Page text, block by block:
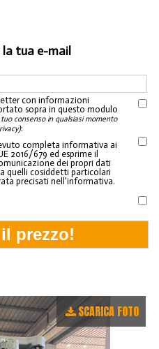
tua e-mail
con informazioni
sopra in questo modulo
consenso in qualsiasi momento
:
completa informativa ai
2016/679 ed esprime il
dei propri dati
quelli cosiddetti particolari
precisati nell'informativa.
SCARICA FOTO